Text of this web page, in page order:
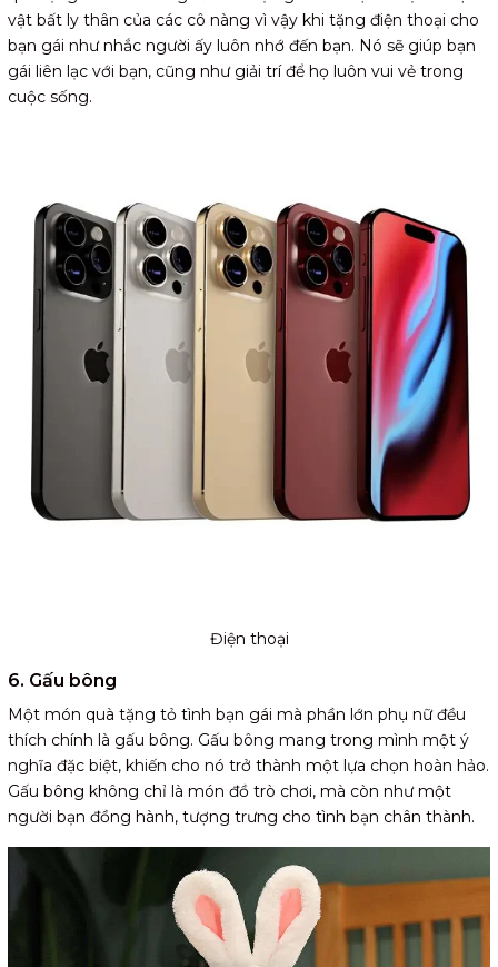
vật bất ly thân của các cô nàng vì vậy khi tặng điện thoại cho
bạn gái như nhắc người ấy luôn nhớ đến bạn. Nó sẽ giúp bạn
gái liên lạc với bạn, cũng như giải trí để họ luôn vui vẻ trong
cuộc sống.
Điện thoại
6. Gấu bông
Một món quà tặng tỏ tình bạn gái mà phần lớn phụ nữ đều
thích chính là gấu bông. Gấu bông mang trong mình một ý
nghĩa đặc biệt, khiến cho nó trở thành một lựa chọn hoàn hảo.
Gấu bông không chỉ là món đồ trò chơi, mà còn như một
người bạn đồng hành, tượng trưng cho tình bạn chân thành.